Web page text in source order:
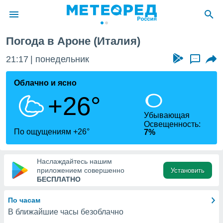
о
Вы можете
к этому
доступ
Погода в Ароне (Италия)
21:17 понедельник ...
Облачно и ясно
+26°
По ощущениям +26°
Убывающая
Освещенность:
7%
Наслаждайтесь нашим
приложением совершенно
БЕСПЛАТНО
Установить
По часам
В ближайшие часы безоблачно